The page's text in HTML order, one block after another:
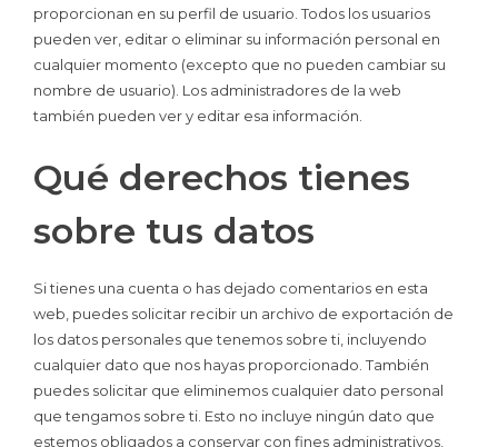
proporcionan en su perfil de usuario. Todos los usuarios
pueden ver, editar o eliminar su información personal en
cualquier momento (excepto que no pueden cambiar su
nombre de usuario). Los administradores de la web
también pueden ver y editar esa información.
Qué derechos tienes
sobre tus datos
Si tienes una cuenta o has dejado comentarios en esta
web, puedes solicitar recibir un archivo de exportación de
los datos personales que tenemos sobre ti, incluyendo
cualquier dato que nos hayas proporcionado. También
puedes solicitar que eliminemos cualquier dato personal
que tengamos sobre ti. Esto no incluye ningún dato que
estemos obligados a conservar con fines administrativos,